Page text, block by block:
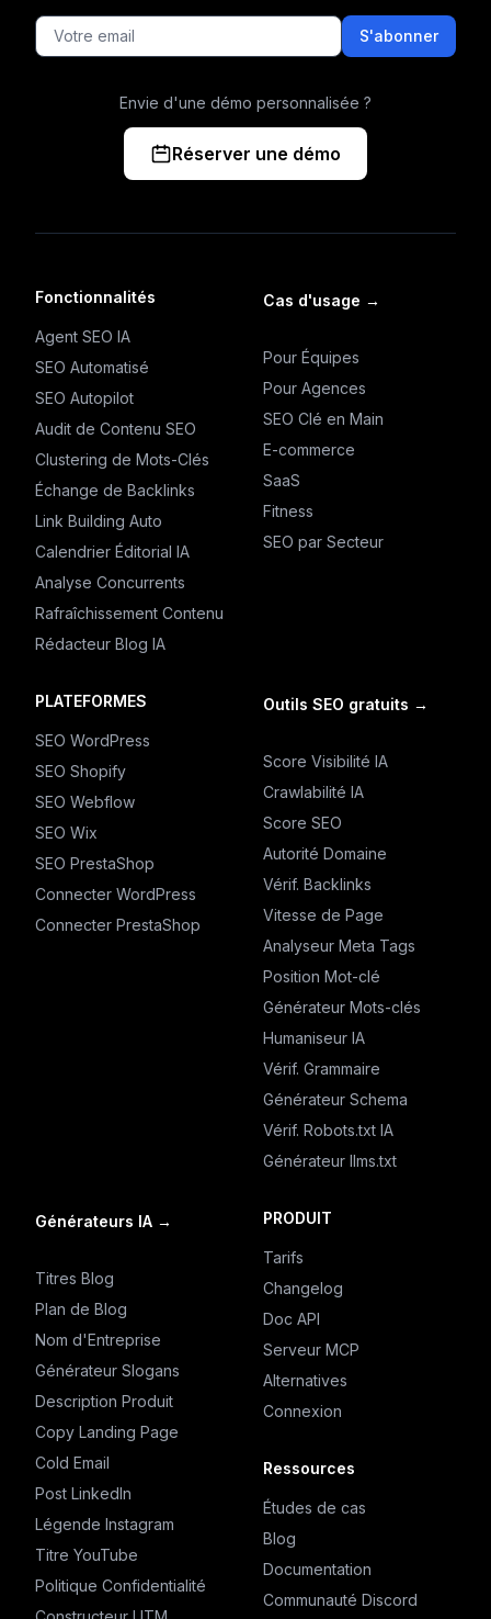
S'abonner
Envie d'une démo personnalisée ?
Réserver une démo
Fonctionnalités
Agent SEO IA
SEO Automatisé
SEO Autopilot
Audit de Contenu SEO
Clustering de Mots-Clés
Échange de Backlinks
Link Building Auto
Calendrier Éditorial IA
Analyse Concurrents
Rafraîchissement Contenu
Rédacteur Blog IA
Cas d'usage →
Pour Équipes
Pour Agences
SEO Clé en Main
E-commerce
SaaS
Fitness
SEO par Secteur
PLATEFORMES
SEO WordPress
SEO Shopify
SEO Webflow
SEO Wix
SEO PrestaShop
Connecter WordPress
Connecter PrestaShop
Outils SEO gratuits →
Score Visibilité IA
Crawlabilité IA
Score SEO
Autorité Domaine
Vérif. Backlinks
Vitesse de Page
Analyseur Meta Tags
Position Mot-clé
Générateur Mots-clés
Humaniseur IA
Vérif. Grammaire
Générateur Schema
Vérif. Robots.txt IA
Générateur llms.txt
Générateurs IA →
Titres Blog
Plan de Blog
Nom d'Entreprise
Générateur Slogans
Description Produit
Copy Landing Page
Cold Email
Post LinkedIn
Légende Instagram
Titre YouTube
Politique Confidentialité
PRODUIT
Tarifs
Changelog
Doc API
Serveur MCP
Alternatives
Connexion
Ressources
Études de cas
Blog
Documentation
Communauté Discord